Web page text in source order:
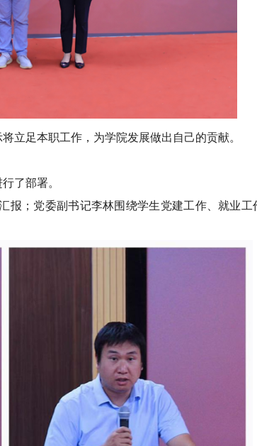
立足本职工作，为学院发展做出自己的贡献。
了部署。
；党委副书记李林围绕学生党建工作、就业